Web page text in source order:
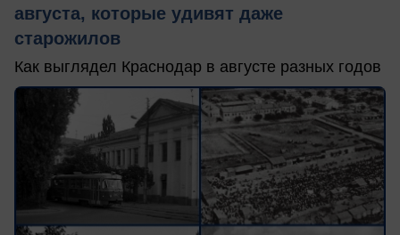
августа, которые удивят даже
старожилов
Как выглядел Краснодар в августе разных годов